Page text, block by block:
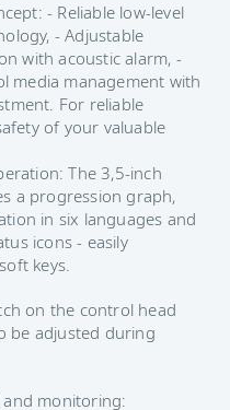
- Reliable low-level
- Adjustable
with acoustic alarm, -
media management with
For reliable
of your valuable
The 3,5-inch
a progression graph,
in six languages and
icons - easily
keys.
on the control head
be adjusted during
monitoring: